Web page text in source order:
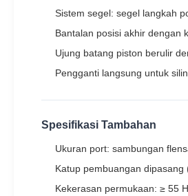
Sistem segel: segel langkah
Bantalan posisi akhir dengan
Ujung batang piston berulir
Pengganti langsung untuk
Spesifikasi Tambahan
Ukuran port: sambungan
Katup pembuangan
Kekerasan permukaan: ≥ 55